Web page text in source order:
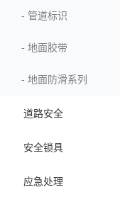
- 管道标识
- 地面胶带
- 地面防滑系列
道路安全
安全锁具
应急处理